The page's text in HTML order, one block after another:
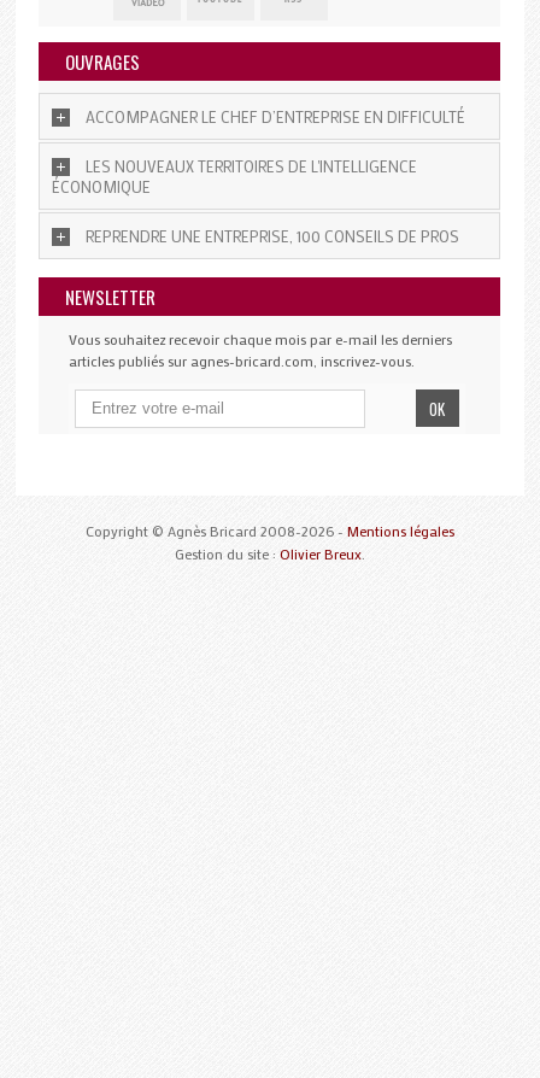
OUVRAGES
ACCOMPAGNER LE CHEF D’ENTREPRISE EN DIFFICULTÉ
LES NOUVEAUX TERRITOIRES DE L'INTELLIGENCE
ÉCONOMIQUE
REPRENDRE UNE ENTREPRISE, 100 CONSEILS DE PROS
NEWSLETTER
Vous souhaitez recevoir chaque mois par e-mail les derniers
articles publiés sur agnes-bricard.com, inscrivez-vous.
Copyright © Agnès Bricard 2008-2026 - Mentions légales
Gestion du site : Olivier Breux.